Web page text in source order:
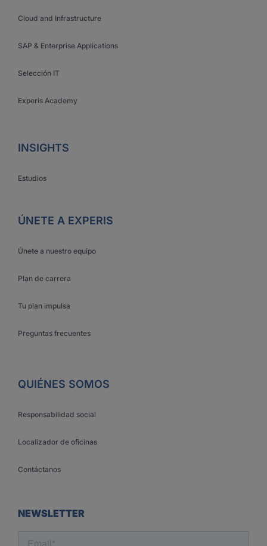
Cloud and Infrastructure
SAP & Enterprise Applications
Selección IT
Experis Academy
INSIGHTS
Estudios
ÚNETE A EXPERIS
Únete a nuestro equipo
Plan de carrera
Tu plan impulsa
Preguntas frecuentes
QUIÉNES SOMOS
Responsabilidad social
Localizador de oficinas
Contáctanos
NEWSLETTER